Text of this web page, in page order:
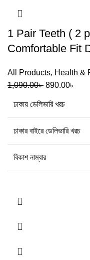
1 Pair Teeth ( 2
Comfortable Fit
All Products, Health &
1,090.00৳ 890.00৳
ঢাকায় ডেলিভারি খরচ
ঢাকার বাইরে ডেলিভারি খরচ
বিকাশ নাম্বার